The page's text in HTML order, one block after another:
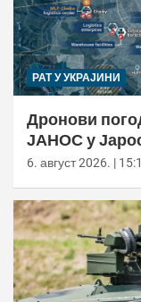
РАТ У УКРАЈИНИ
Дронови
ЈАНОС у
6. август 2026. |